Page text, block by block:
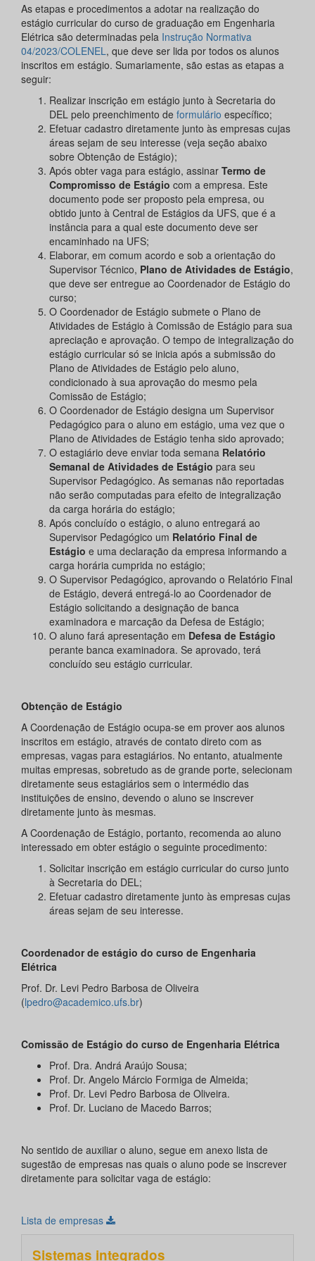
As etapas e procedimentos a adotar na realização do
estágio curricular do curso de graduação em Engenharia
Elétrica são determinadas pela Instrução Normativa
04/2023/COLENEL, que deve ser lida por todos os alunos
inscritos em estágio. Sumariamente, são estas as etapas a
seguir:
Realizar inscrição em estágio junto à Secretaria do
DEL pelo preenchimento de formulário específico;
Efetuar cadastro diretamente junto às empresas cujas
áreas sejam de seu interesse (veja seção abaixo
sobre Obtenção de Estágio);
Após obter vaga para estágio, assinar Termo de
Compromisso de Estágio com a empresa. Este
documento pode ser proposto pela empresa, ou
obtido junto à Central de Estágios da UFS, que é a
instância para a qual este documento deve ser
encaminhado na UFS;
Elaborar, em comum acordo e sob a orientação do
Supervisor Técnico, Plano de Atividades de Estágio,
que deve ser entregue ao Coordenador de Estágio do
curso;
O Coordenador de Estágio submete o Plano de
Atividades de Estágio à Comissão de Estágio para sua
apreciação e aprovação. O tempo de integralização do
estágio curricular só se inicia após a submissão do
Plano de Atividades de Estágio pelo aluno,
condicionado à sua aprovação do mesmo pela
Comissão de Estágio;
O Coordenador de Estágio designa um Supervisor
Pedagógico para o aluno em estágio, uma vez que o
Plano de Atividades de Estágio tenha sido aprovado;
O estagiário deve enviar toda semana Relatório
Semanal de Atividades de Estágio para seu
Supervisor Pedagógico. As semanas não reportadas
não serão computadas para efeito de integralização
da carga horária do estágio;
Após concluído o estágio, o aluno entregará ao
Supervisor Pedagógico um Relatório Final de
Estágio e uma declaração da empresa informando a
carga horária cumprida no estágio;
O Supervisor Pedagógico, aprovando o Relatório Final
de Estágio, deverá entregá-lo ao Coordenador de
Estágio solicitando a designação de banca
examinadora e marcação da Defesa de Estágio;
O aluno fará apresentação em Defesa de Estágio
perante banca examinadora. Se aprovado, terá
concluído seu estágio curricular.
Obtenção de Estágio
A Coordenação de Estágio ocupa-se em prover aos alunos
inscritos em estágio, através de contato direto com as
empresas, vagas para estagiários. No entanto, atualmente
muitas empresas, sobretudo as de grande porte, selecionam
diretamente seus estagiários sem o intermédio das
instituições de ensino, devendo o aluno se inscrever
diretamente junto às mesmas.
A Coordenação de Estágio, portanto, recomenda ao aluno
interessado em obter estágio o seguinte procedimento:
Solicitar inscrição em estágio curricular do curso junto
à Secretaria do DEL;
Efetuar cadastro diretamente junto às empresas cujas
áreas sejam de seu interesse.
Coordenador de estágio do curso de Engenharia
Elétrica
Prof. Dr. Levi Pedro Barbosa de Oliveira
(lpedro@academico.ufs.br)
Comissão de Estágio do curso de Engenharia Elétrica
Prof. Dra. Andrá Araújo Sousa;
Prof. Dr. Angelo Márcio Formiga de Almeida;
Prof. Dr. Levi Pedro Barbosa de Oliveira.
Prof. Dr. Luciano de Macedo Barros;
No sentido de auxiliar o aluno, segue em anexo lista de
sugestão de empresas nas quais o aluno pode se inscrever
diretamente para solicitar vaga de estágio:
Lista de empresas
Sistemas integrados